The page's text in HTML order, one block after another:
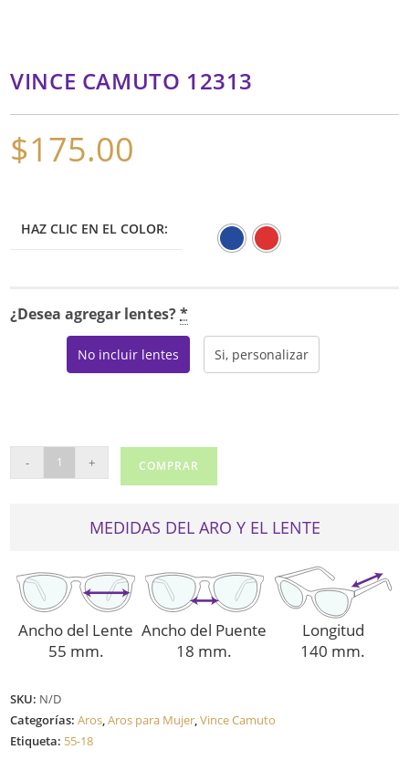
VINCE CAMUTO 12313
$175.00
HAZ CLIC EN EL COLOR:
¿Desea agregar lentes?*
No incluir lentes Si, personalizar
CAMUTO
- + COMPRAR
MEDIDAS DEL ARO Y EL LENTE
Ancho del Lente
55 mm.
Ancho del Puente
18 mm.
Longitud
140 mm.
SKU: N/D
Categorías:Aros,Aros para Mujer,Vince Camuto
Etiqueta: 55-18